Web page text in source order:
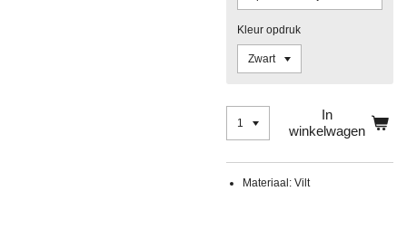
Kleur opdruk
In
winkelwagen
Materiaal: Vilt